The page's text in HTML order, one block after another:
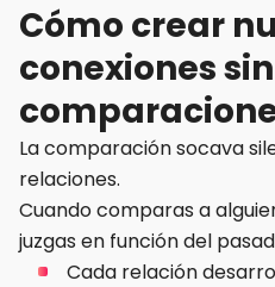
Cómo crear
conexiones sin
La comparación socava
relaciones.
Cuando comparas a
juzgas en función del
Cada relación